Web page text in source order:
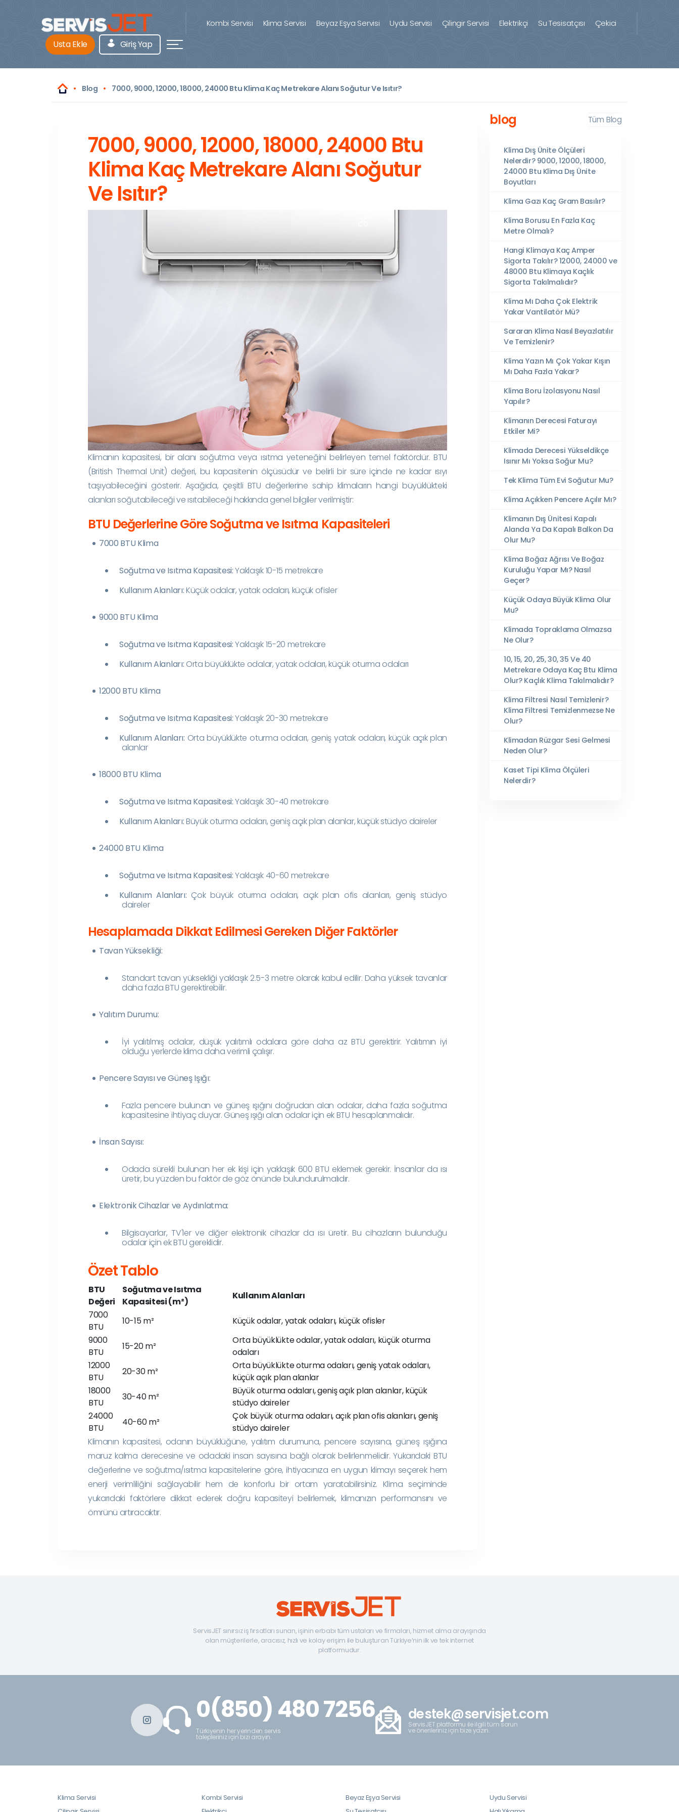
Kombi Servisi Klima Servisi Beyaz Eşya Servisi Uydu Servisi Çilingir Servisi Elektrikçi Su Tesisatçısı Çekici
Usta Ekle Giriş Yap
Blog 7000, 9000, 12000, 18000, 24000 Btu Klima Kaç Metrekare Alanı Soğutur Ve Isıtır?
7000, 9000, 12000, 18000, 24000 Btu
Klima Kaç Metrekare Alanı Soğutur
Ve Isıtır?
Klimanın kapasitesi, bir alanı soğutma veya ısıtma yeteneğini belirleyen temel faktördür. BTU
(British Thermal Unit) değeri, bu kapasitenin ölçüsüdür ve belirli bir süre içinde ne kadar ısıyı
taşıyabileceğini gösterir. Aşağıda, çeşitli BTU değerlerine sahip klimaların hangi büyüklükteki
alanları soğutabileceği ve ısıtabileceği hakkında genel bilgiler verilmiştir:
BTU Değerlerine Göre Soğutma ve Isıtma Kapasiteleri
7000 BTU Klima
Soğutma ve Isıtma Kapasitesi:Yaklaşık 10-15 metrekare
Kullanım Alanları:Küçük odalar, yatak odaları, küçük ofisler
9000 BTU Klima
Soğutma ve Isıtma Kapasitesi:Yaklaşık 15-20 metrekare
Kullanım Alanları: Orta büyüklükte odalar, yatak odaları, küçük oturma odaları
12000 BTU Klima
Soğutma ve Isıtma Kapasitesi:Yaklaşık 20-30 metrekare
Kullanım Alanları: Orta büyüklükte oturma odaları, geniş yatak odaları, küçük açık plan
alanlar
18000 BTU Klima
Soğutma ve Isıtma Kapasitesi:Yaklaşık 30-40 metrekare
Kullanım Alanları:Büyük oturma odaları, geniş açık plan alanlar, küçük stüdyo daireler
24000 BTU Klima
Soğutma ve Isıtma Kapasitesi:Yaklaşık 40-60 metrekare
Kullanım Alanları: Çok büyük oturma odaları, açık plan ofis alanları, geniş stüdyo
daireler
Hesaplamada Dikkat Edilmesi Gereken Diğer Faktörler
Tavan Yüksekliği:
Standart tavan yüksekliği yaklaşık 2.5-3 metre olarak kabul edilir. Daha yüksek tavanlar
daha fazla BTU gerektirebilir.
Yalıtım Durumu:
İyi yalıtılmış odalar, düşük yalıtımlı odalara göre daha az BTU gerektirir. Yalıtımın iyi
olduğu yerlerde klima daha verimli çalışır.
Pencere Sayısı ve Güneş Işığı:
Fazla pencere bulunan ve güneş ışığını doğrudan alan odalar, daha fazla soğutma
kapasitesine ihtiyaç duyar. Güneş ışığı alan odalar için ek BTU hesaplanmalıdır.
İnsan Sayısı:
Odada sürekli bulunan her ek kişi için yaklaşık 600 BTU eklemek gerekir. İnsanlar da ısı
üretir, bu yüzden bu faktör de göz önünde bulundurulmalıdır.
Elektronik Cihazlar ve Aydınlatma:
Bilgisayarlar, TV'ler ve diğer elektronik cihazlar da ısı üretir. Bu cihazların bulunduğu
odalar için ek BTU gereklidir.
Özet Tablo
BTU
Değeri
Soğutma ve Isıtma
Kapasitesi (m²)
Kullanım Alanları
7000
BTU
10-15 m²
Küçük odalar, yatak odaları, küçük ofisler
9000
BTU
15-20 m²
Orta büyüklükte odalar, yatak odaları, küçük oturma
odaları
12000
BTU
20-30 m²
Orta büyüklükte oturma odaları, geniş yatak odaları,
küçük açık plan alanlar
18000
BTU
30-40 m²
Büyük oturma odaları, geniş açık plan alanlar, küçük
stüdyo daireler
24000
BTU
40-60 m²
Çok büyük oturma odaları, açık plan ofis alanları, geniş
stüdyo daireler
Klimanın kapasitesi, odanın büyüklüğüne, yalıtım durumuna, pencere sayısına, güneş ışığına
maruz kalma derecesine ve odadaki insan sayısına bağlı olarak belirlenmelidir. Yukarıdaki BTU
değerlerine ve soğutma/ısıtma kapasitelerine göre, ihtiyacınıza en uygun klimayı seçerek hem
enerji verimliliğini sağlayabilir hem de konforlu bir ortam yaratabilirsiniz. Klima seçiminde
yukarıdaki faktörlere dikkat ederek doğru kapasiteyi belirlemek, klimanızın performansını ve
ömrünü artıracaktır.
blog Tüm Blog
Klima Dış Ünite Ölçüleri
Nelerdir? 9000, 12000, 18000,
24000 Btu Klima Dış Ünite
Boyutları
Klima Gazı Kaç Gram Basılır?
Klima Borusu En Fazla Kaç
Metre Olmalı?
Hangi Klimaya Kaç Amper
Sigorta Takılır? 12000, 24000 ve
48000 Btu Klimaya Kaçlık
Sigorta Takılmalıdır?
Klima Mı Daha Çok Elektrik
Yakar Vantilatör Mü?
Sararan Klima Nasıl Beyazlatılır
Ve Temizlenir?
Klima Yazın Mı Çok Yakar Kışın
Mı Daha Fazla Yakar?
Klima Boru İzolasyonu Nasıl
Yapılır?
Klimanın Derecesi Faturayı
Etkiler Mi?
Klimada Derecesi Yükseldikçe
Isınır Mı Yoksa Soğur Mu?
Tek Klima Tüm Evi Soğutur Mu?
Klima Açıkken Pencere Açılır Mı?
Klimanın Dış Ünitesi Kapalı
Alanda Ya Da Kapalı Balkon Da
Olur Mu?
Klima Boğaz Ağrısı Ve Boğaz
Kuruluğu Yapar Mı? Nasıl
Geçer?
Küçük Odaya Büyük Klima Olur
Mu?
Klimada Topraklama Olmazsa
Ne Olur?
10, 15, 20, 25, 30, 35 Ve 40
Metrekare Odaya Kaç Btu Klima
Olur? Kaçlık Klima Takılmalıdır?
Klima Filtresi Nasıl Temizlenir?
Klima Filtresi Temizlenmezse Ne
Olur?
Klimadan Rüzgar Sesi Gelmesi
Neden Olur?
Kaset Tipi Klima Ölçüleri
Nelerdir?
ServisJET sınırsız iş fırsatları sunan, işinin erbabı tüm ustaları ve firmaları, hizmet alma arayışında
olan müşterilerle, aracısız, hızlı ve kolay erişim ile buluşturan Türkiye’nin ilk ve tek internet
platformudur.
0(850) 480 7256
Türkiyenin her yerinden servis
talepleriniz için bizi arayın.
destek@servisjet.com
ServisJET platformu ile ilgili tüm sorun
ve önerileriniz için bize yazın.
Klima Servisi Kombi Servisi Beyaz Eşya Servisi
Uydu Servisi